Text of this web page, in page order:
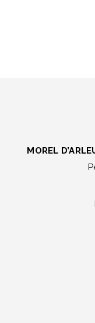
MOREL